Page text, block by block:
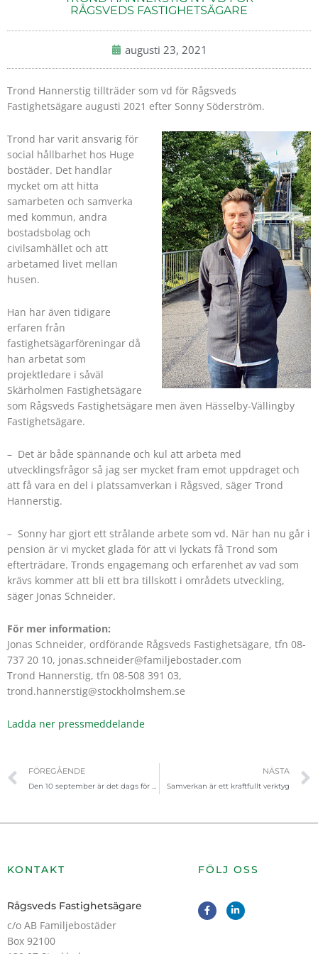
RÅGSVEDS FASTIGHETSÄGARE
augusti 23, 2021
Trond Hannerstig tillträder som vd för Rågsveds
Fastighetsägare augusti 2021 efter Sonny Söderström.
Trond har varit ansvarig för
social hållbarhet hos Huge
bostäder. Det handlar
mycket om att hitta
samarbeten och samverka
med kommun, andra
bostadsbolag och
civilsamhället och att
arbetamed livet mellan
husen.
Han har även tidigare
erfaren från
fastighetsägarföreningar då
han arbetat som
projektledare i såväl
Skärholmen Fastighetsägare
som Rågsveds Fastighetsägare men även Hässelby-Vällingby
Fastighetsägare.
– Det är både spännande och kul att arbeta med
utvecklingsfrågor så jag ser mycket fram emot uppdraget och
att få vara en del i platssamverkan i Rågsved, säger Trond
Hannerstig.
– Sonny har gjort ett strålande arbete som vd. När han nu går i
pension är vi mycket glada för att vi lyckats få Trond som
efterträdare. Tronds engagemang och erfarenhet av vad som
krävs kommer att bli ett bra tillskott i områdets utveckling,
säger Jonas Schneider.
För mer information:
Jonas Schneider, ordförande Rågsveds Fastighetsägare, tfn 08-
737 20 10, jonas.schneider@familjebostader.com
Trond Hannerstig, tfn 08-508 391 03,
trond.hannerstig@stockholmshem.se
Ladda ner pressmeddelande
Föregående
FÖREGÅENDE NÄSTA
Samverkan är ett kraftfullt verktyg
KONTAKT
Rågsveds Fastighetsägare
c/o AB Familjebostäder
Box 92100
FÖLJ OSS
F
a
c
L
i
n